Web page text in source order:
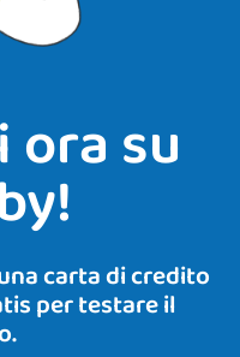
su
carta di credito
per testare il